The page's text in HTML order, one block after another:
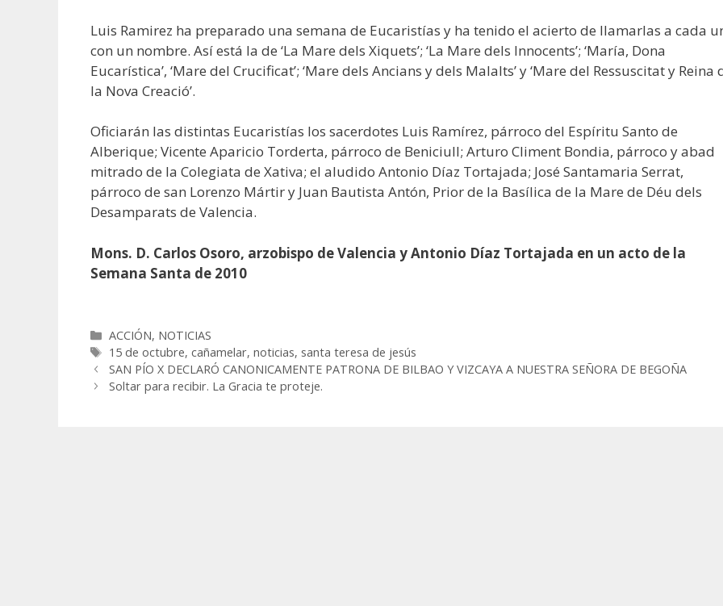
Luis Ramirez ha preparado una semana de Eucaristías y ha tenido el acierto de llamarlas a cada
con un nombre. Así está la de ‘La Mare dels Xiquets’; ‘La Mare dels Innocents’; ‘María, Dona
Eucarística’, ‘Mare del Crucificat’; ‘Mare dels Ancians y dels Malalts’ y ‘Mare del Ressuscitat y Reina
la Nova Creació’.
Oficiarán las distintas Eucaristías los sacerdotes Luis Ramírez, párroco del Espíritu Santo de
Alberique; Vicente Aparicio Torderta, párroco de Beniciull; Arturo Climent Bondia, párroco y abad
mitrado de la Colegiata de Xativa; el aludido Antonio Díaz Tortajada; José Santamaria Serrat,
párroco de san Lorenzo Mártir y Juan Bautista Antón, Prior de la Basílica de la Mare de Déu dels
Desamparats de Valencia.
Mons. D. Carlos Osoro, arzobispo de Valencia y Antonio Díaz Tortajada en un acto de la
Semana Santa de 2010
Categorías
ACCIÓN, NOTICIAS
Etiquetas
15 de octubre,cañamelar,noticias, santa teresa de jesús
SAN PÍO X DECLARÓ CANONICAMENTE PATRONA DE BILBAO Y VIZCAYA A NUESTRA SEÑORA DE BEGOÑA
Soltar para recibir. La Gracia te proteje.